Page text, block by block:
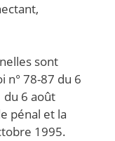
sont
n° 78-87 du 6
du 6 août
pénal et la
1995.